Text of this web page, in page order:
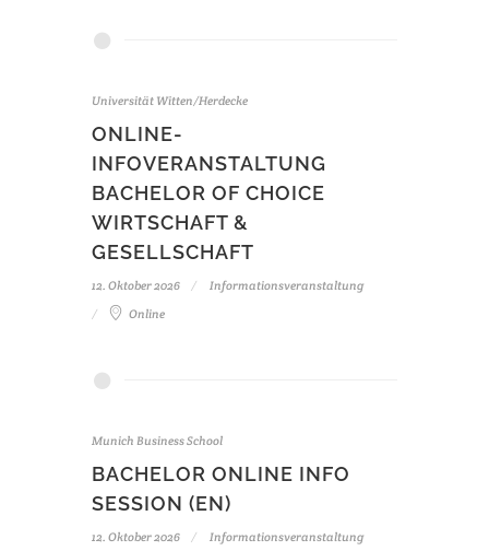
Universität Witten/Herdecke
ONLINE-
INFOVERANSTALTUNG
BACHELOR OF CHOICE
WIRTSCHAFT &
GESELLSCHAFT
12. Oktober 2026
Informationsveranstaltung
Online
Munich Business School
BACHELOR ONLINE INFO
SESSION (EN)
12. Oktober 2026
Informationsveranstaltung